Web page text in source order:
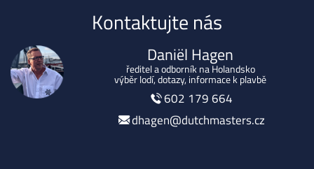
Kontaktujte nás
Daniël Hagen
ředitel a odborník na Holandsko
výběr lodí, dotazy, informace k plavbě
602 179 664
dhagen@dutchmasters.cz